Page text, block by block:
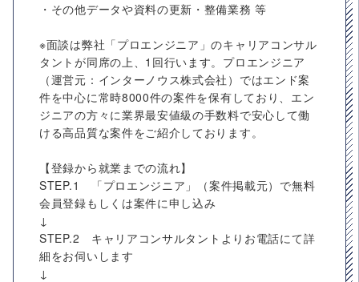
・その他データや資料の更新・整備業務 等
※面談は弊社「プロエンジニア」のキャリアコンサル
タントが同席の上、1回行います。プロエンジニア
（運営元：インターノウス株式会社）ではエンド案
件を中心に常時8000件の案件を保有しており、エン
ジニアの方々に業界最安値級の手数料で安心して働
ける高品質な案件をご紹介しております。
【登録から就業までの流れ】
STEP.1 「プロエンジニア」（案件掲載元）で無料
会員登録もしくは案件に申し込み
↓
STEP.2 キャリアコンサルタントよりお電話にて詳
細をお伺いします
↓